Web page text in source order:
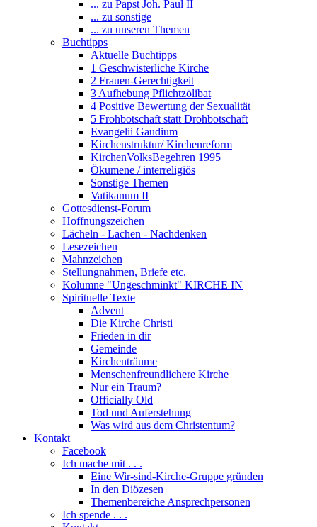
... zu Papst Joh. Paul II
... zu sonstige
... zu unseren Themen
Buchtipps
Aktuelle Buchtipps
1 Geschwisterliche Kirche
2 Frauen-Gerechtigkeit
3 Aufhebung Pflichtzölibat
4 Positive Bewertung der Sexualität
5 Frohbotschaft statt Drohbotschaft
Evangelii Gaudium
Kirchenstruktur/ Kirchenreform
KirchenVolksBegehren 1995
Ökumene / interreligiös
Sonstige Themen
Vatikanum II
Gottesdienst-Forum
Hoffnungszeichen
Lächeln - Lachen - Nachdenken
Lesezeichen
Mahnzeichen
Stellungnahmen, Briefe etc.
Kolumne "Ungeschminkt" KIRCHE IN
Spirituelle Texte
Advent
Die Kirche Christi
Frieden in dir
Gemeinde
Kirchenträume
Menschenfreundlichere Kirche
Nur ein Traum?
Officially Old
Tod und Auferstehung
Was wird aus dem Christentum?
Kontakt
Facebook
Ich mache mit . . .
Eine Wir-sind-Kirche-Gruppe gründen
In den Diözesen
Themenbereiche Ansprechpersonen
Ich spende . . .